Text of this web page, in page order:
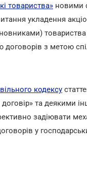
товариства» новими
укладення
договорів з метою
кодексу
та деякими
задіювати
у